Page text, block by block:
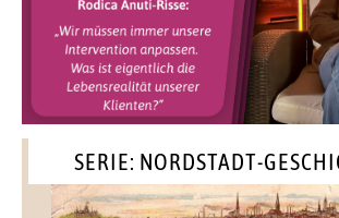
SERIE: NORDSTADT-